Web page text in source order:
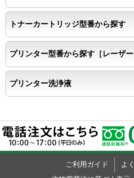
速
互換性テストサンプルを5ページ
飛び
標準カラーサンプル /
トナーカートリッジ型番から探す
プリンター型番から探す［レーザー
プリンター洗浄液
ご利用ガイド よ